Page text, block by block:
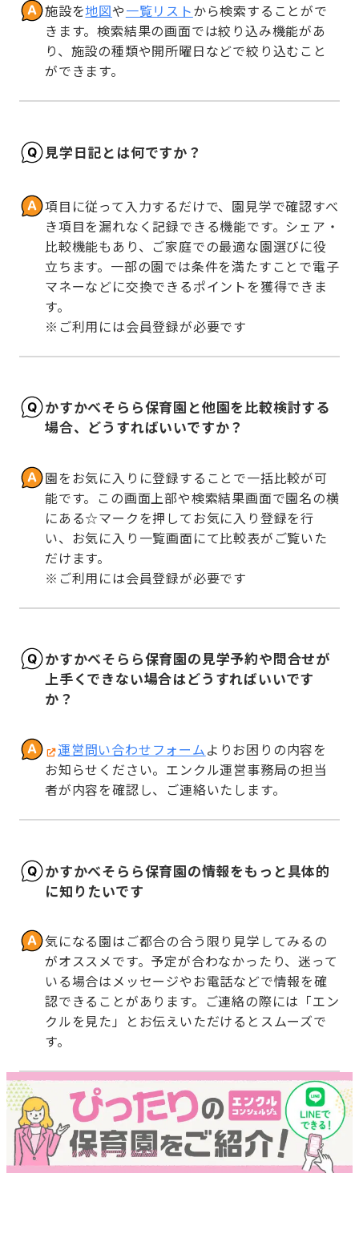
施設を地図や一覧リストから検索することがで
きます。検索結果の画面では絞り込み機能があ
り、施設の種類や開所曜日などで絞り込むこと
ができます。
見学日記とは何ですか？
項目に従って入力するだけで、園見学で確認すべ
き項目を漏れなく記録できる機能です。シェア・
比較機能もあり、ご家庭での最適な園選びに役
立ちます。一部の園では条件を満たすことで電子
マネーなどに交換できるポイントを獲得できま
す。
※ご利用には会員登録が必要です
かすかべそらら保育園と他園を比較検討する
場合、どうすればいいですか？
園をお気に入りに登録することで一括比較が可
能です。この画面上部や検索結果画面で園名の横
にある☆マークを押してお気に入り登録を行
い、お気に入り一覧画面にて比較表がご覧いた
だけます。
※ご利用には会員登録が必要です
かすかべそらら保育園の見学予約や問合せが
上手くできない場合はどうすればいいです
か？
運営問い合わせフォームよりお困りの内容を
お知らせください。エンクル運営事務局の担当
者が内容を確認し、ご連絡いたします。
かすかべそらら保育園の情報をもっと具体的
に知りたいです
気になる園はご都合の合う限り見学してみるの
がオススメです。予定が合わなかったり、迷って
いる場合はメッセージやお電話などで情報を確
認できることがあります。ご連絡の際には「エン
クルを見た」とお伝えいただけるとスムーズで
す。